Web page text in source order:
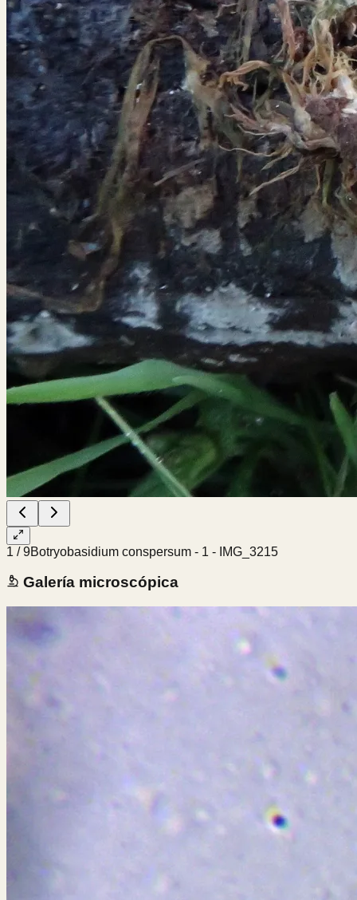
1 /9Botryobasidium conspersum - 1 - IMG_3215
Galería microscópica